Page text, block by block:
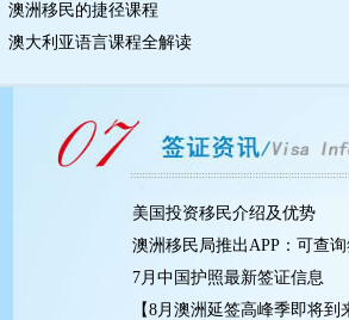
澳洲移民的捷径课程
澳大利亚语言课程全解读
美国投资移民介绍及优势
澳洲移民局推出APP：可查
7月中国护照最新签证信息
【8月澳洲延签高峰季即将